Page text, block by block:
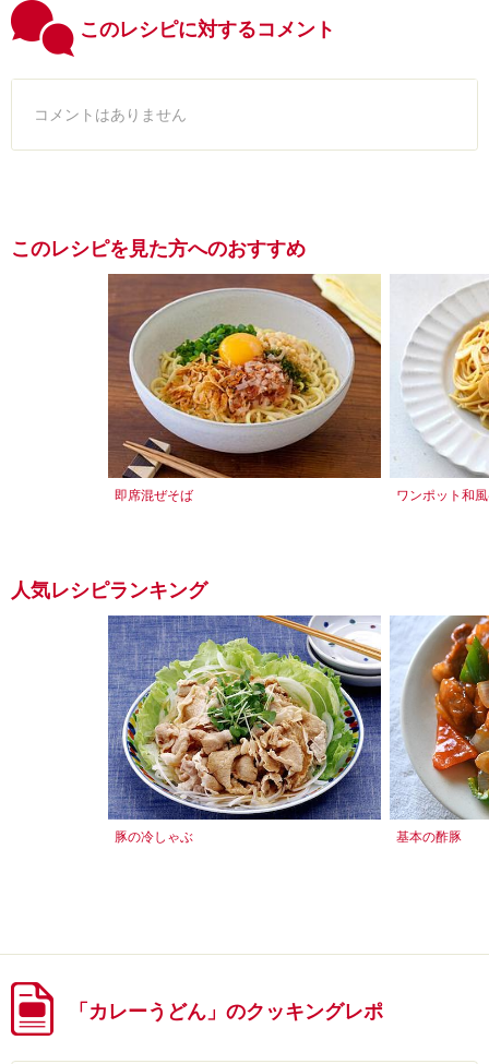
このレシピに対するコメント
コメントはありません
このレシピを見た方へのおすすめ
即席混ぜそば ワンポット和
人気レシピランキング
豚の冷しゃぶ 基本の酢豚
「カレーうどん」のクッキングレポ